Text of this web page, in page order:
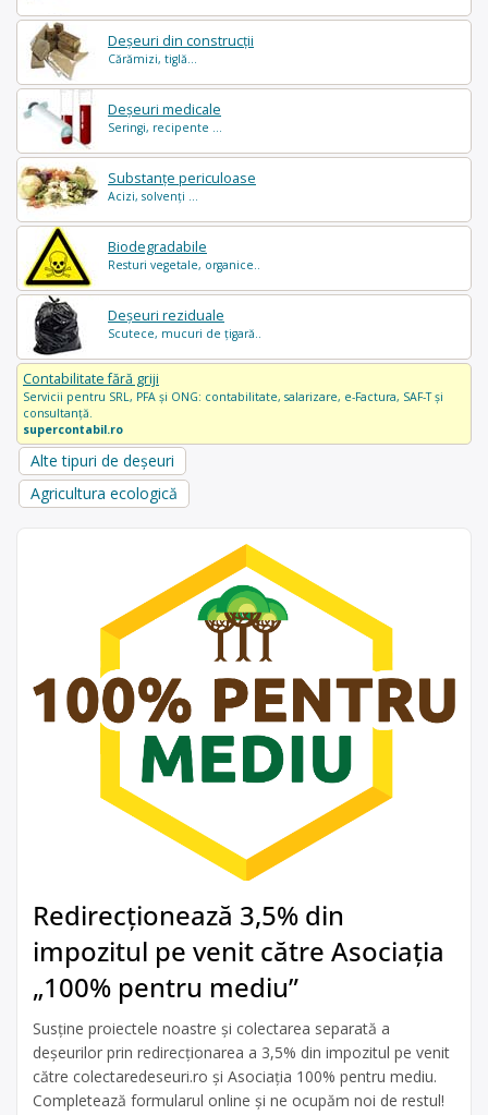
Deșeuri din construcții
Cărămizi, tiglă...
Deșeuri medicale
Seringi, recipente ...
Substanțe periculoase
Acizi, solvenți ...
Biodegradabile
Resturi vegetale, organice..
Deșeuri reziduale
Scutece, mucuri de țigară..
Contabilitate fără griji
Servicii pentru SRL, PFA și ONG: contabilitate, salarizare, e-Factura, SAF-T și
consultanță.
supercontabil.ro
Alte tipuri de deșeuri
Agricultura ecologică
Redirecționează 3,5% din
impozitul pe venit către Asociația
„100% pentru mediu”
Susține proiectele noastre și colectarea separată a
deșeurilor prin redirecționarea a 3,5% din impozitul pe venit
către colectaredeseuri.ro și Asociația 100% pentru mediu.
Completează formularul online și ne ocupăm noi de restul!